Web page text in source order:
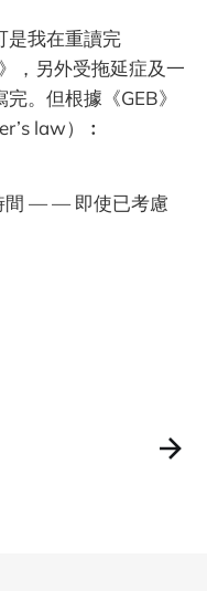
是我在重讀完
，另外受拖延症及一
。但根據《GEB》
law）︰
間 — — 即使已考慮